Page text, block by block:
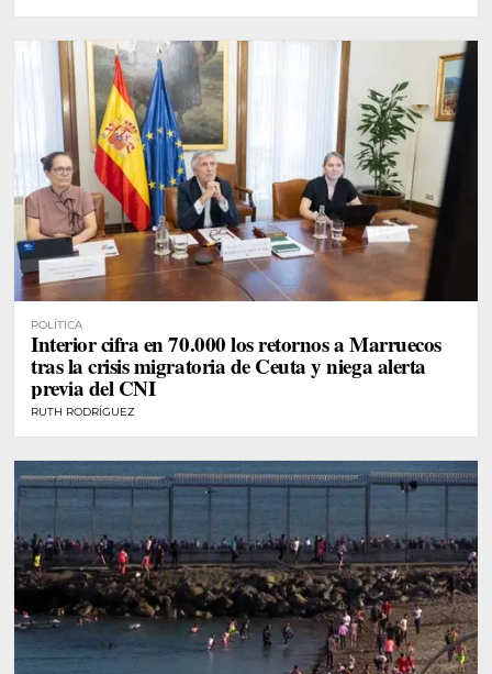
POLÍTICA
Interior cifra en 70.000 los retornos a Marruecos
tras la crisis migratoria de Ceuta y niega alerta
previa del CNI
RUTH RODRÍGUEZ